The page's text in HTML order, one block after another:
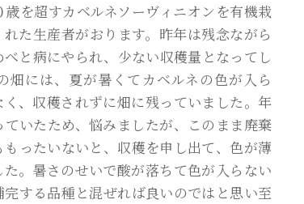
を超すカベルネソーヴィニオンを有機栽
た生産者がおります。昨年は残念ながら
と病にやられ、少ない収穫量となってし
畑には、夏が暑くてカベルネの色が入ら
、収穫されずに畑に残っていました。年
いたため、悩みましたが、このまま廃棄
ったいないと、収穫を申し出て、色が薄
。暑さのせいで酸が落ちて色が入らない
する品種と混ぜれば良いのではと思い至